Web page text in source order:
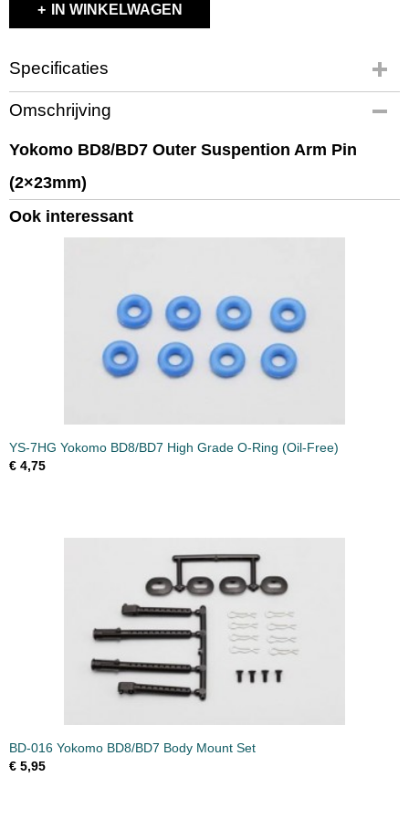
IN WINKELWAGEN
Specificaties
Productcode
BD-009A
EAN code
Productcode leverancier
BD-009A
Bruto gewicht
Omschrijving
Yokomo BD8/BD7 Outer Suspention Arm Pin
(2×23mm)
Ook interessant
YS-7HG Yokomo BD8/BD7 High Grade O-Ring (Oil-Free)
€ 4,75
BD-016 Yokomo BD8/BD7 Body Mount Set
€ 5,95